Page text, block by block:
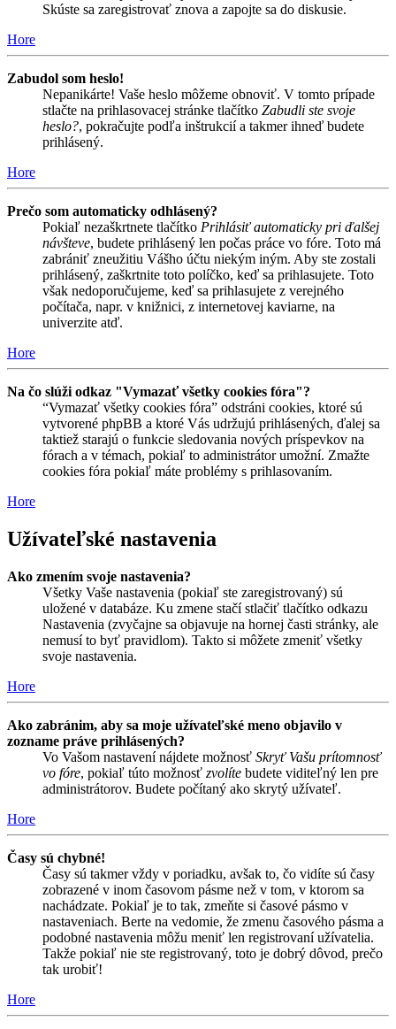
Skúste sa zaregistrovať znova a zapojte sa do diskusie.
Hore
Zabudol som heslo!
Nepanikárte! Vaše heslo môžeme obnoviť. V tomto prípade
stlačte na prihlasovacej stránke tlačítko Zabudli ste svoje
heslo?, pokračujte podľa inštrukcií a takmer ihneď budete
prihlásený.
Hore
Prečo som automaticky odhlásený?
Pokiaľ nezaškrtnete tlačítko Prihlásiť automaticky pri ďalšej
návšteve, budete prihlásený len počas práce vo fóre. Toto má
zabrániť zneužitiu Vášho účtu niekým iným. Aby ste zostali
prihlásený, zaškrtnite toto políčko, keď sa prihlasujete. Toto
však nedoporučujeme, keď sa prihlasujete z verejného
počítača, napr. v knižnici, z internetovej kaviarne, na
univerzite atď.
Hore
Na čo slúži odkaz "Vymazať všetky cookies fóra"?
“Vymazať všetky cookies fóra” odstráni cookies, ktoré sú
vytvorené phpBB a ktoré Vás udržujú prihlásených, ďalej sa
taktiež starajú o funkcie sledovania nových príspevkov na
fórach a v témach, pokiaľ to administrátor umožní. Zmažte
cookies fóra pokiaľ máte problémy s prihlasovaním.
Hore
Užívateľské nastavenia
Ako zmením svoje nastavenia?
Všetky Vaše nastavenia (pokiaľ ste zaregistrovaný) sú
uložené v databáze. Ku zmene stačí stlačiť tlačítko odkazu
Nastavenia (zvyčajne sa objavuje na hornej časti stránky, ale
nemusí to byť pravidlom). Takto si môžete zmeniť všetky
svoje nastavenia.
Hore
Ako zabránim, aby sa moje užívateľské meno objavilo v
zozname práve prihlásených?
Vo Vašom nastavení nájdete možnosť Skryť Vašu prítomnosť
vo fóre, pokiaľ túto možnosť zvolíte budete viditeľný len pre
administrátorov. Budete počítaný ako skrytý užívateľ.
Hore
Časy sú chybné!
Časy sú takmer vždy v poriadku, avšak to, čo vidíte sú časy
zobrazené v inom časovom pásme než v tom, v ktorom sa
nachádzate. Pokiaľ je to tak, zmeňte si časové pásmo v
nastaveniach. Berte na vedomie, že zmenu časového pásma a
podobné nastavenia môžu meniť len registrovaní užívatelia.
Takže pokiaľ nie ste registrovaný, toto je dobrý dôvod, prečo
tak urobiť!
Hore